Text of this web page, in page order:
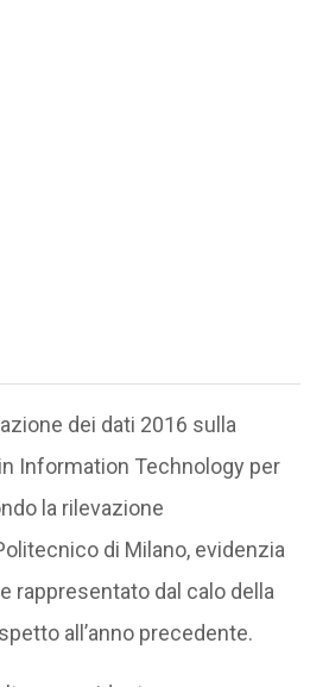
dei dati 2016 sulla
Information Technology per
la rilevazione
di Milano, evidenzia
rappresentato dal calo della
all’anno precedente.